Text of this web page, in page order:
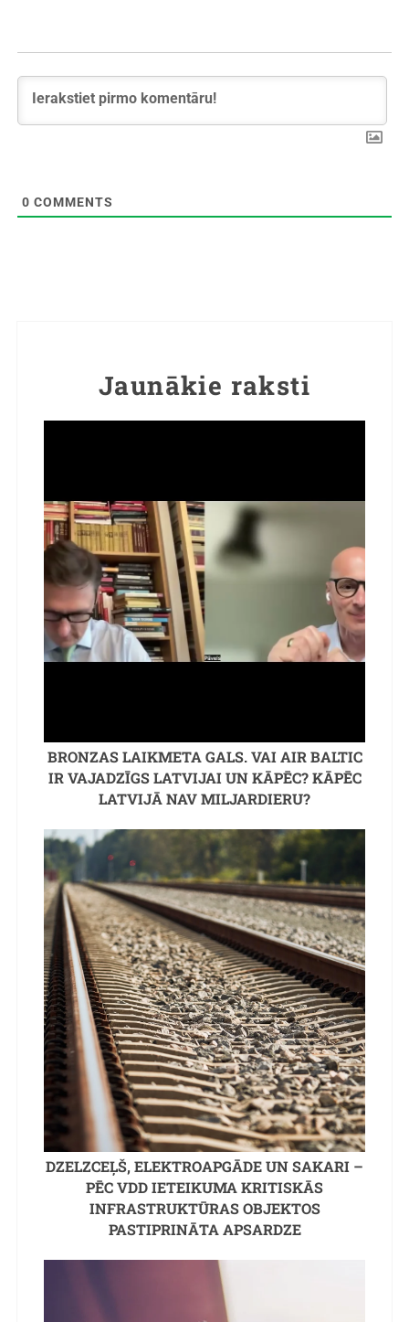
0 COMMENTS
Jaunākie raksti
BRONZAS LAIKMETA GALS. VAI AIR BALTIC
IR VAJADZĪGS LATVIJAI UN KĀPĒC? KĀPĒC
LATVIJĀ NAV MILJARDIERU?
DZELZCEĻŠ, ELEKTROAPGĀDE UN SAKARI –
PĒC VDD IETEIKUMA KRITISKĀS
INFRASTRUKTŪRAS OBJEKTOS
PASTIPRINĀTA APSARDZE